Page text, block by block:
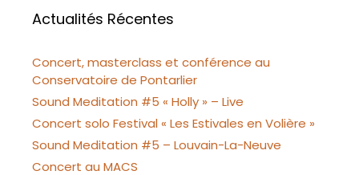
Actualités Récentes
Concert, masterclass et conférence au
Conservatoire de Pontarlier
Sound Meditation #5 « Holly » – Live
Concert solo Festival « Les Estivales en Volière »
Sound Meditation #5 – Louvain-La-Neuve
Concert au MACS